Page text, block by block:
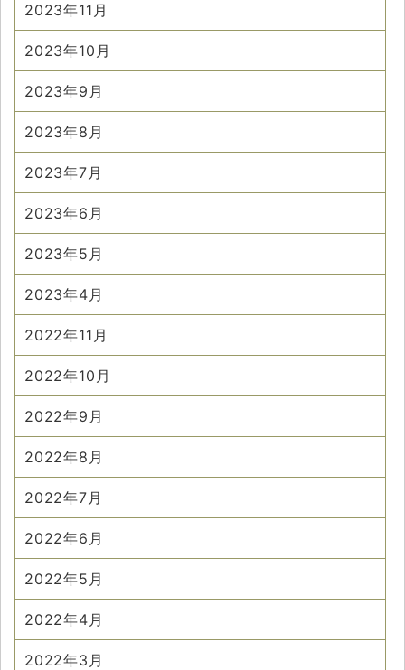
2023年11月
2023年10月
2023年9月
2023年8月
2023年7月
2023年6月
2023年5月
2023年4月
2022年11月
2022年10月
2022年9月
2022年8月
2022年7月
2022年6月
2022年5月
2022年4月
2022年3月